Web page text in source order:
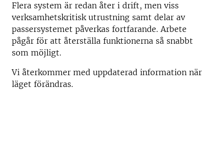
Flera system är redan åter i drift, men viss
verksamhetskritisk utrustning samt delar av
passersystemet påverkas fortfarande. Arbete
pågår för att återställa funktionerna så snabbt
som möjligt.
Vi återkommer med uppdaterad information när
läget förändras.